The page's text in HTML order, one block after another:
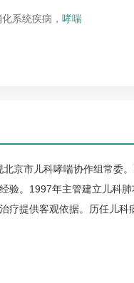
系统疾病， 哮喘
北京市儿科哮喘协作组常委
验。1997年主管建立 儿科
疗提供客观依据。历任儿科